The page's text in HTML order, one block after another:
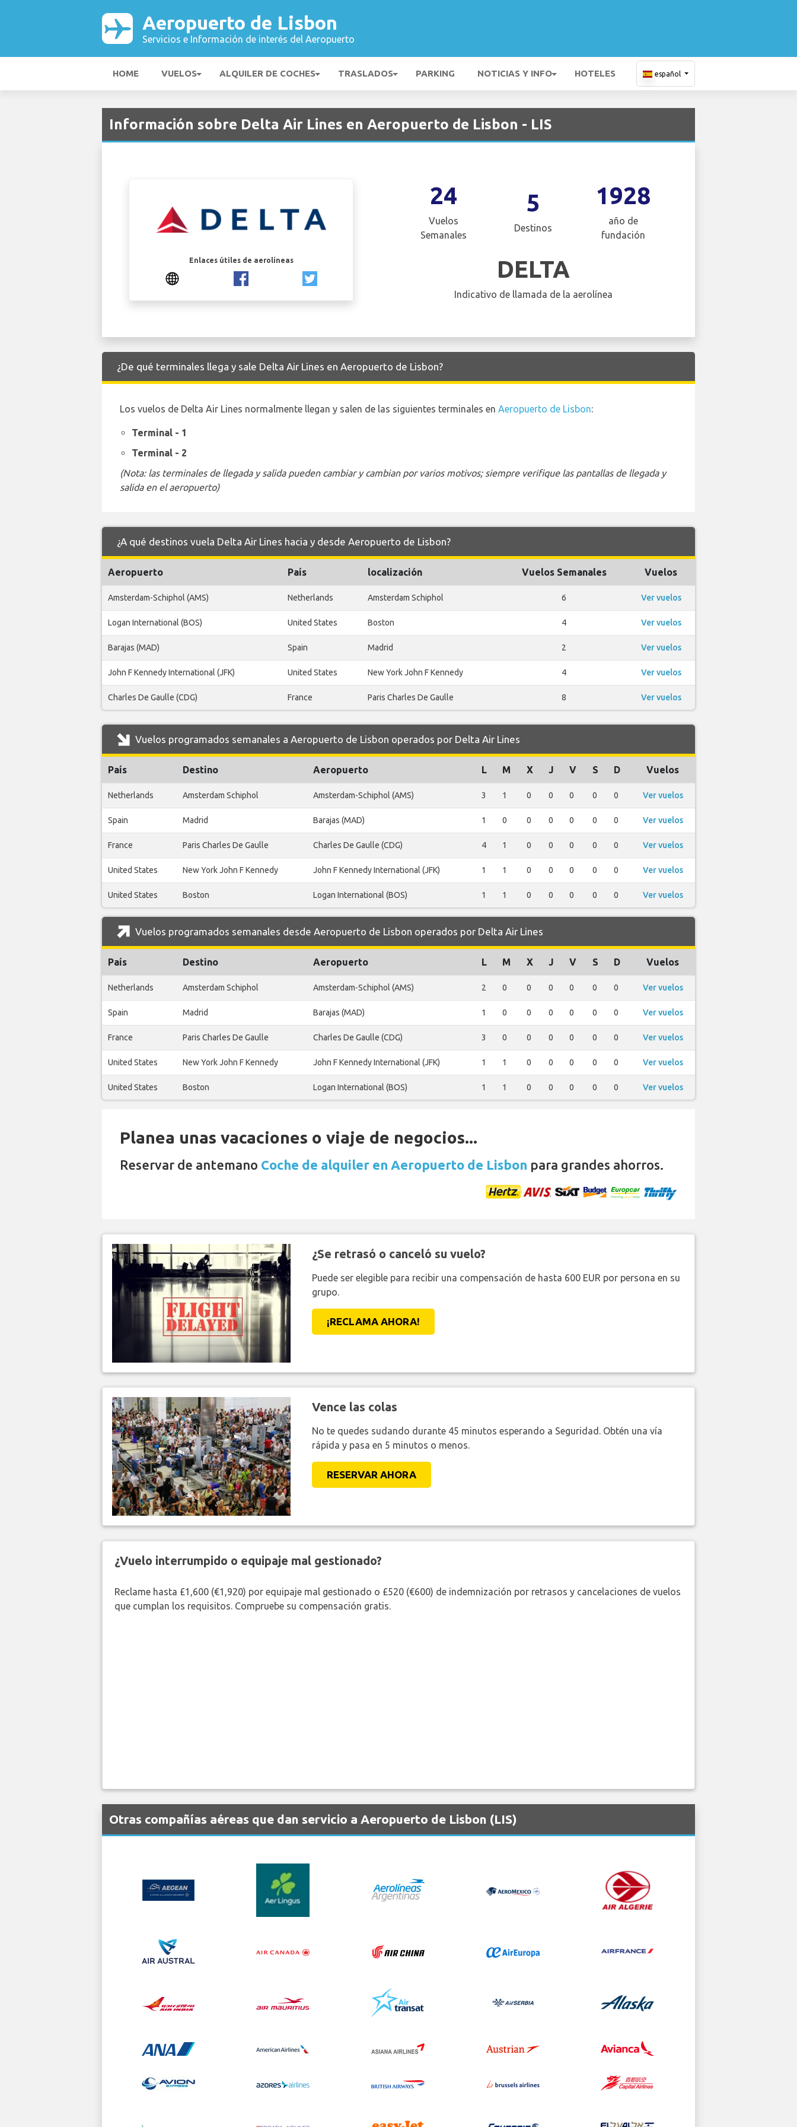
Aeropuerto de Lisbon
Servicios e Información de interés del Aeropuerto
HOME VUELOS ALQUILER DE COCHES TRASLADOS PARKING NOTICIAS Y INFO HOTELES español
Información sobre Delta Air Lines en Aeropuerto de Lisbon - LIS
Enlaces útiles de aerolíneas
24
Vuelos
Semanales
5
Destinos
1928
año de
fundación
DELTA
Indicativo de llamada de la aerolínea
¿De qué terminales llega y sale Delta Air Lines en Aeropuerto de Lisbon?
Los vuelos de Delta Air Lines normalmente llegan y salen de las siguientes terminales en Aeropuerto de Lisbon:
Terminal - 1
Terminal - 2
(Nota: las terminales de llegada y salida pueden cambiar y cambian por varios motivos; siempre verifique las pantallas de llegada y
salida en el aeropuerto)
¿A qué destinos vuela Delta Air Lines hacia y desde Aeropuerto de Lisbon?
Aeropuerto País localización Vuelos Semanales Vuelos
Amsterdam-Schiphol (AMS) Netherlands Amsterdam Schiphol 6 Ver vuelos
Logan International (BOS) United States Boston 4 Ver vuelos
Barajas (MAD) Spain Madrid 2 Ver vuelos
John F Kennedy International (JFK) United States New York John F Kennedy 4 Ver vuelos
Charles De Gaulle (CDG) France Paris Charles De Gaulle 8 Ver vuelos
Vuelos programados semanales a Aeropuerto de Lisbon operados por Delta Air Lines
País Destino Aeropuerto L M X J V S D Vuelos
Netherlands Amsterdam Schiphol Amsterdam-Schiphol (AMS) 3 1 0 0 0 0 0 Ver vuelos
Spain Madrid Barajas (MAD) 1 0 0 0 0 0 0 Ver vuelos
France Paris Charles De Gaulle Charles De Gaulle (CDG) 4 1 0 0 0 0 0 Ver vuelos
United States New York John F Kennedy John F Kennedy International (JFK) 1 1 0 0 0 0 0 Ver vuelos
United States Boston Logan International (BOS) 1 1 0 0 0 0 0 Ver vuelos
Vuelos programados semanales desde Aeropuerto de Lisbon operados por Delta Air Lines
País Destino Aeropuerto L M X J V S D Vuelos
Netherlands Amsterdam Schiphol Amsterdam-Schiphol (AMS) 2 0 0 0 0 0 0 Ver vuelos
Spain Madrid Barajas (MAD) 1 0 0 0 0 0 0 Ver vuelos
France Paris Charles De Gaulle Charles De Gaulle (CDG) 3 0 0 0 0 0 0 Ver vuelos
United States New York John F Kennedy John F Kennedy International (JFK) 1 1 0 0 0 0 0 Ver vuelos
United States Boston Logan International (BOS) 1 1 0 0 0 0 0 Ver vuelos
Planea unas vacaciones o viaje de negocios...
Reservar de antemano Coche de alquiler en Aeropuerto de Lisbon para grandes ahorros.
¿Se retrasó o canceló su vuelo?
Puede ser elegible para recibir una compensación de hasta 600 EUR por persona en su
grupo.
¡RECLAMA AHORA!
Vence las colas
No te quedes sudando durante 45 minutos esperando a Seguridad. Obtén una vía
rápida y pasa en 5 minutos o menos.
RESERVAR AHORA
¿Vuelo interrumpido o equipaje mal gestionado?
Reclame hasta £1,600 (€1,920) por equipaje mal gestionado o £520 (€600) de indemnización por retrasos y cancelaciones de vuelos
que cumplan los requisitos. Compruebe su compensación gratis.
Otras compañías aéreas que dan servicio a Aeropuerto de Lisbon (LIS)